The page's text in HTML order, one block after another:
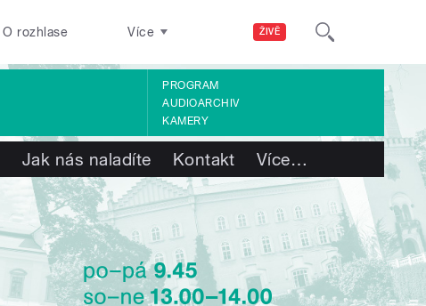
ŽIVĚ
O rozhlase Více
PROGRAM
AUDIOARCHIV
KAMERY
Jak nás naladíte Kontakt Více…